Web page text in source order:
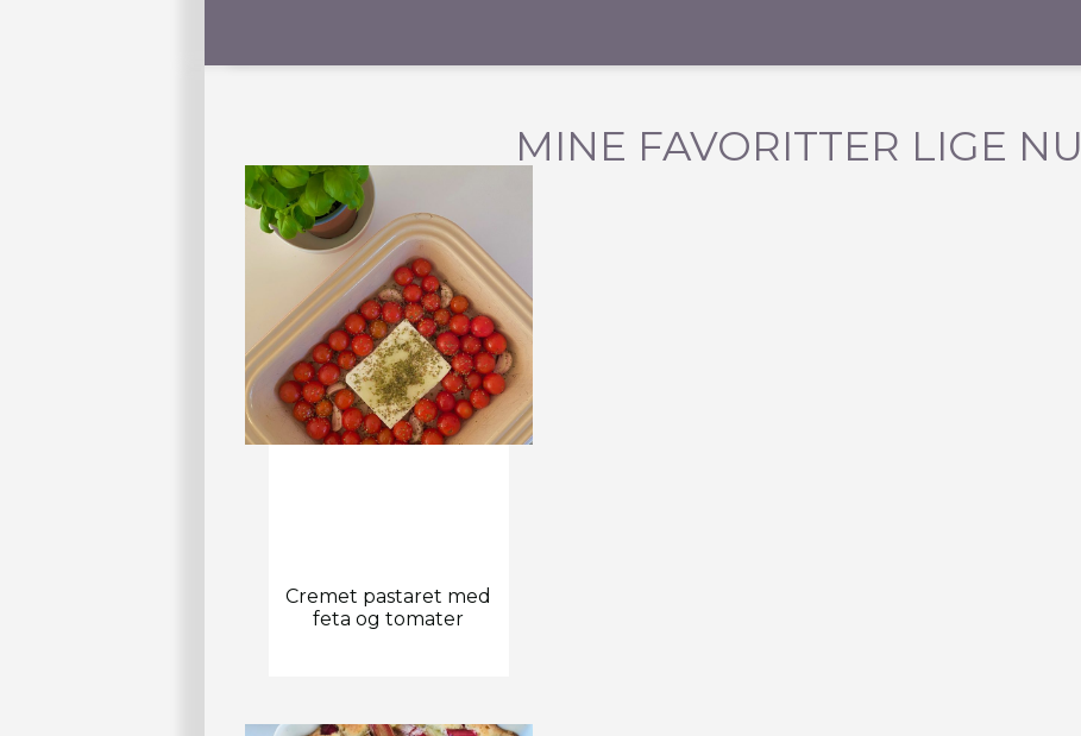
MINE FAVORITTER LIGE NU
Cremet pastaret med
feta og tomater